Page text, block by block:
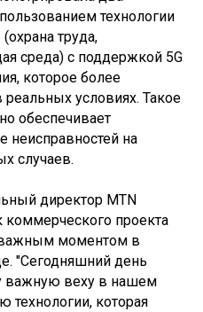
технологии
труда,
среда) с поддержкой 5G
которое более
условиях. Такое
обеспечивает
неисправностей на
случаев.
директор MTN
коммерческого проекта
важным моментом в
"Сегодняшний день
важную веху в нашем
технологии, которая